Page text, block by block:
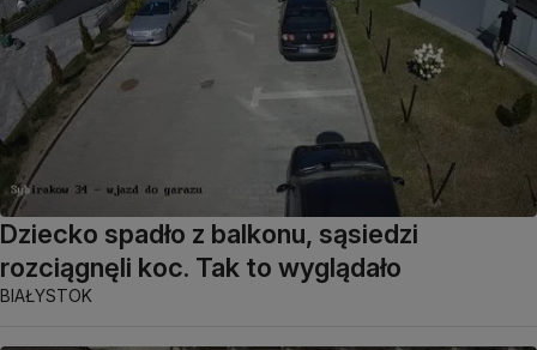
Dziecko spadło z balkonu, sąsiedzi
rozciągnęli koc. Tak to wyglądało
BIAŁYSTOK